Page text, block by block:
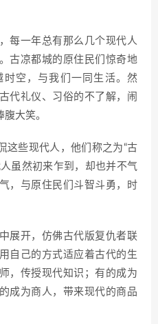
每一年总有那么几个现代人
古凉都城的原住民们惊奇地
空，与我们一同生活。然
代礼仪、习俗的不了解，闹
大笑。
这些现代人，他们称之为“古
虽然初来乍到，却也并不气
，与原住民们斗智斗勇，时
展开，仿佛古代版复仇者联
自己的方式适应着古代的生
，传授现代知识；有的成为
成为商人，带来现代的商品